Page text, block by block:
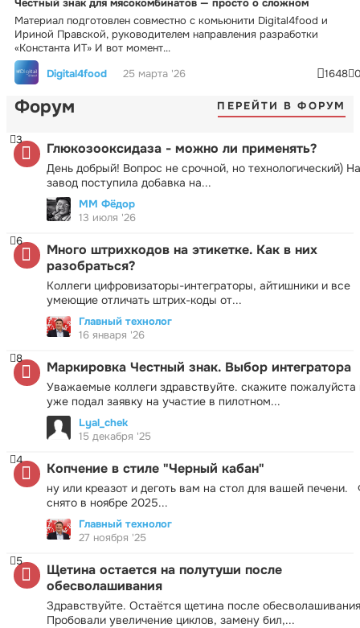
Честный знак для мясокомбинатов — просто о сложном
Материал подготовлен совместно с комьюнити Digital4food и
Ириной Правской, руководителем направления разработки
«Константа ИТ» И вот момент...
Digital4food
25 марта '26 1648
Форум ПЕРЕЙТИ В ФОРУМ
Глюкозооксидаза - можно ли применять?
День добрый! Вопрос не срочной, но технологический) На
завод поступила добавка на...
3
ММ Фёдор
13 июля '26
Много штрихкодов на этикетке. Как в них
разобраться?
Коллеги цифровизаторы-интеграторы, айтишники и все
умеющие отличать штрих-коды от...
6
Главный технолог
16 января '26
Маркировка Честный знак. Выбор интегратора
Уважаемые коллеги здравствуйте. скажите пожалуйста
уже подал заявку на участие в пилотном...
8
Lyal_chek
15 декабря '25
Копчение в стиле "Черный кабан"
ну или креазот и деготь вам на стол для вашей печени.
снято в ноябре 2025...
4
Главный технолог
27 ноября '25
Щетина остается на полутуши после
обесволашивания
Здравствуйте. Остаётся щетина после
Пробовали увеличение циклов, замену бил,...
5